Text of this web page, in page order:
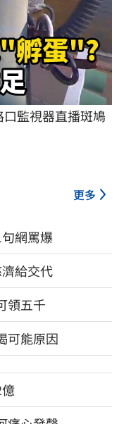
口監視器直播斑鳩
更多
網罵爆
給交代
領五千
可能原因